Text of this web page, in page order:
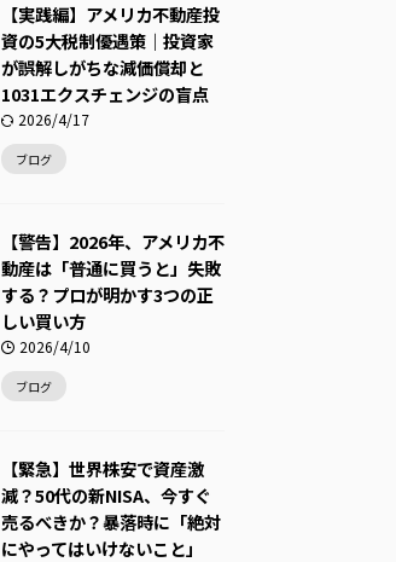
【実践編】アメリカ不動産投
資の5大税制優遇策｜投資家
が誤解しがちな減価償却と
1031エクスチェンジの盲点
2026/4/17
ブログ
【警告】2026年、アメリカ不
動産は「普通に買うと」失敗
する？プロが明かす3つの正
しい買い方
2026/4/10
ブログ
【緊急】世界株安で資産激
減？50代の新NISA、今すぐ
売るべきか？暴落時に「絶対
にやってはいけないこと」